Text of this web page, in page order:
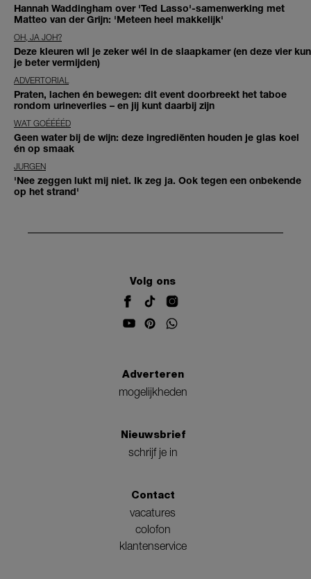
Hannah Waddingham over 'Ted Lasso'-samenwerking met
Matteo van der Grijn: 'Meteen heel makkelijk'
OH, JA JOH?
Deze kleuren wil je zeker wél in de slaapkamer (en deze vier kun
je beter vermijden)
ADVERTORIAL
Praten, lachen én bewegen: dit event doorbreekt het taboe
rondom urineverlies – en jij kunt daarbij zijn
WAT GOÉÉÉÉD
Geen water bij de wijn: deze ingrediënten houden je glas koel
én op smaak
JURGEN
'Nee zeggen lukt mij niet. Ik zeg ja. Ook tegen een onbekende
op het strand'
Volg ons
Adverteren
mogelijkheden
Nieuwsbrief
schrijf je in
Contact
vacatures
colofon
klantenservice